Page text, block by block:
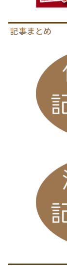
記事まとめ